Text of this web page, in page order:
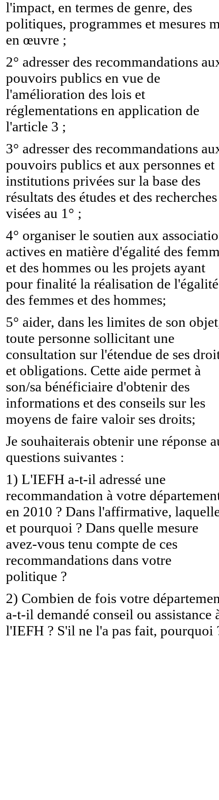
l'impact, en termes de genre, des
politiques, programmes et mesures
en œuvre ;
2° adresser des recommandations
pouvoirs publics en vue de
l'amélioration des lois et
réglementations en application de
l'article 3 ;
3° adresser des recommandations
pouvoirs publics et aux personnes et
institutions privées sur la base des
résultats des études et des recherches
visées au 1° ;
4° organiser le soutien aux
actives en matière d'égalité des
et des hommes ou les projets ayant
pour finalité la réalisation de l'égalité
des femmes et des hommes;
5° aider, dans les limites de son
toute personne sollicitant une
consultation sur l'étendue de ses
et obligations. Cette aide permet à
son/sa bénéficiaire d'obtenir des
informations et des conseils sur les
moyens de faire valoir ses droits;
Je souhaiterais obtenir une réponse
questions suivantes :
1) L'IEFH a-t-il adressé une
recommandation à votre
en 2010 ? Dans l'affirmative,
et pourquoi ? Dans quelle mesure
avez-vous tenu compte de ces
recommandations dans votre
politique ?
2) Combien de fois votre
a-t-il demandé conseil ou assistance
l'IEFH ? S'il ne l'a pas fait, pourquoi